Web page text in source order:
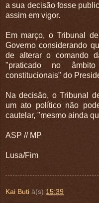
a sua decisão fosse
assim em vigor.
Em março, o Tribunal
Governo considerando
de alterar o comando
"praticado no
constitucionais" do
Na decisão, o Tribunal
um ato político não
cautelar, "mesmo ainda
ASP // MP
Lusa/Fim
.
Kai Buti à(s) 15:39